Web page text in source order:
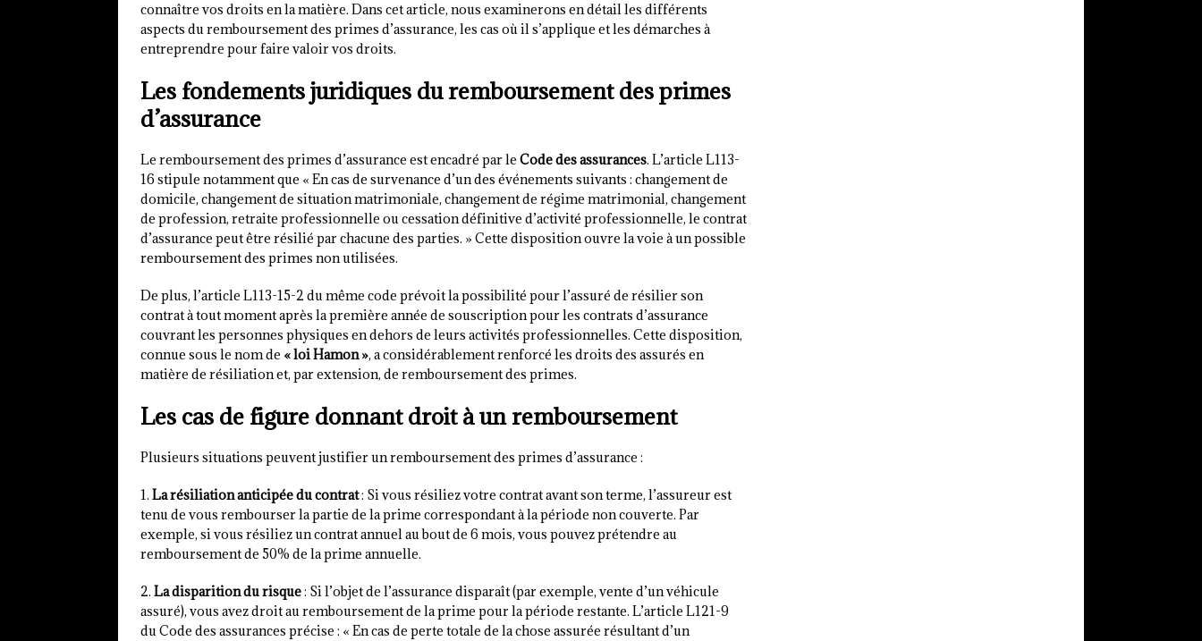
connaître vos droits en la matière. Dans cet article, nous examinerons en détail les différents
aspects du remboursement des primes d’assurance, les cas où il s’applique et les démarches à
entreprendre pour faire valoir vos droits.
Les fondements juridiques du remboursement des primes
d’assurance
Le remboursement des primes d’assurance est encadré par le Code des assurances. L’article L113-
16 stipule notamment que « En cas de survenance d’un des événements suivants : changement de
domicile, changement de situation matrimoniale, changement de régime matrimonial, changement
de profession, retraite professionnelle ou cessation définitive d’activité professionnelle, le contrat
d’assurance peut être résilié par chacune des parties. » Cette disposition ouvre la voie à un possible
remboursement des primes non utilisées.
De plus, l’article L113-15-2 du même code prévoit la possibilité pour l’assuré de résilier son
contrat à tout moment après la première année de souscription pour les contrats d’assurance
couvrant les personnes physiques en dehors de leurs activités professionnelles. Cette disposition,
connue sous le nom de « loi Hamon », a considérablement renforcé les droits des assurés en
matière de résiliation et, par extension, de remboursement des primes.
Les cas de figure donnant droit à un remboursement
Plusieurs situations peuvent justifier un remboursement des primes d’assurance :
1. La résiliation anticipée du contrat: Si vous résiliez votre contrat avant son terme, l’assureur est
tenu de vous rembourser la partie de la prime correspondant à la période non couverte. Par
exemple, si vous résiliez un contrat annuel au bout de 6 mois, vous pouvez prétendre au
remboursement de 50% de la prime annuelle.
2. La disparition du risque: Si l’objet de l’assurance disparaît (par exemple, vente d’un véhicule
assuré), vous avez droit au remboursement de la prime pour la période restante. L’article L121-9
du Code des assurances précise : « En cas de perte totale de la chose assurée résultant d’un